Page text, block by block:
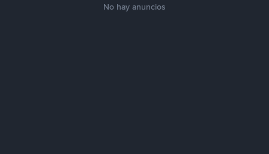
No hay anuncios